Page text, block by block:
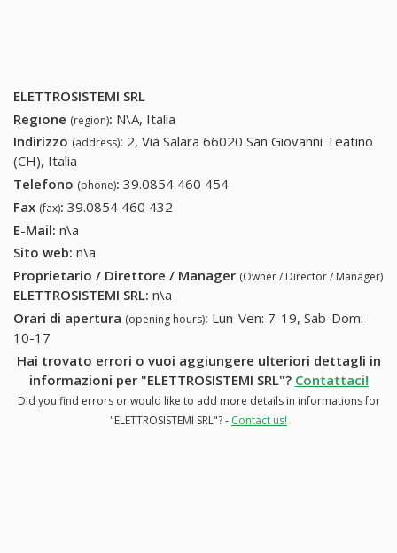
ELETTROSISTEMI SRL
Regione (region): N\A, Italia
Indirizzo (address): 2, Via Salara 66020 San Giovanni Teatino
(CH), Italia
Telefono (phone): 39.0854 460 454
Fax (fax): 39.0854 460 432
E-Mail: n\a
Sito web: n\a
Proprietario / Direttore / Manager (Owner / Director / Manager)
ELETTROSISTEMI SRL: n\a
Orari di apertura (opening hours): Lun-Ven: 7-19, Sab-Dom:
10-17
Hai trovato errori o vuoi aggiungere ulteriori dettagli in
informazioni per "ELETTROSISTEMI SRL"? Contattaci!
Did you find errors or would like to add more details in informations for
"ELETTROSISTEMI SRL"? - Contact us!